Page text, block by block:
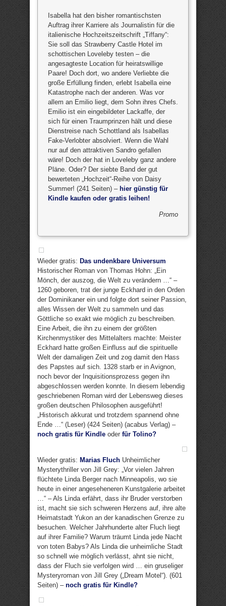
Isabella hat den bisher romantischsten
Auftrag ihrer Karriere als Journalistin für die
italienische Hochzeitszeitschrift „Tiffany“:
Sie soll das Strawberry Castle Hotel im
schottischen Loveleby testen – die
angesagteste Location für heiratswillige
Paare! Doch dort, wo andere Verliebte die
große Erfüllung finden, erlebt Isabella eine
Katastrophe nach der anderen. Was vor
allem an Emilio liegt, dem Sohn ihres Chefs.
Emilio ist ein eingebildeter Lackaffe, der
sich für einen Traumprinzen hält und diese
Dienstreise nach Schottland als Isabellas
Fake-Verlobter absolviert. Wenn die Wahl
nur auf den attraktiven Sandro gefallen
wäre! Doch der hat in Loveleby ganz andere
Pläne. Oder? Der siebte Band der gut
bewerteten „Hochzeit“-Reihe von Daisy
Summer! (241 Seiten) – hier günstig für
Kindle kaufen oder gratis leihen!
Promo
Wieder gratis: Das undenkbare Universum
Historischer Roman von Thomas Hohn: „Ein
Mönch, der auszog, die Welt zu verändern …“ –
1260 geboren, trat der junge Eckhard in den Orden
der Dominikaner ein und folgte dort seiner Passion,
alles Wissen der Welt zu sammeln und das
Göttliche so exakt wie möglich zu beschreiben.
Eine Arbeit, die ihn zu einem der größten
Kirchenmystiker des Mittelalters machte: Meister
Eckhard hatte großen Einfluss auf die spirituelle
Welt der damaligen Zeit und zog damit den Hass
des Papstes auf sich. 1328 starb er in Avignon,
noch bevor der Inquisitionsprozess gegen ihn
abgeschlossen werden konnte. In diesem lebendig
geschriebenen Roman wird der Lebensweg dieses
großen deutschen Philosophen ausgeführt!
„Historisch akkurat und trotzdem spannend ohne
Ende …“ (Leser) (424 Seiten) (acabus Verlag) –
noch gratis für Kindle oder für Tolino?
Wieder gratis: Marias Fluch Unheimlicher
Mysterythriller von Jill Grey: „Vor vielen Jahren
flüchtete Linda Berger nach Minneapolis, wo sie
heute in einer angeseheneren Kunstgalerie arbeitet
…“ – Als Linda erfährt, dass ihr Bruder verstorben
ist, macht sie sich schweren Herzens auf, ihre alte
Heimatstadt Yukon an der kanadischen Grenze zu
besuchen. Welcher Jahrhunderte alter Fluch liegt
auf ihrer Familie? Warum träumt Linda jede Nacht
von toten Babys? Als Linda die unheimliche Stadt
so schnell wie möglich verlässt, ahnt sie nicht,
dass der Fluch sie verfolgen wird … ein gruseliger
Mysteryroman von Jill Grey („Dream Motel“). (601
Seiten) – noch gratis für Kindle?